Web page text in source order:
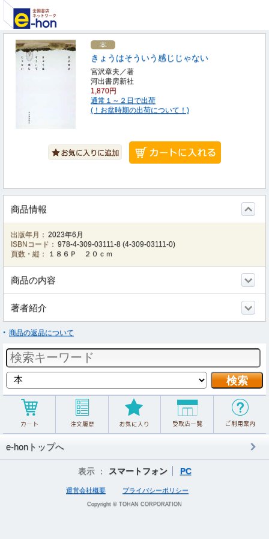
きょうはそういう感じじゃない
宮沢章夫／著
河出書房新社
1,870円
通常１～２日で出荷
(！お盆時期の出荷について！)
商品情報
出版年月： 2023年6月
ISBNコード： 978-4-309-03111-8 (4-309-03111-0)
頁数・縦：
１８６Ｐ ２０ｃｍ
商品の内容
著者紹介
商品の返品について
e-honトップへ
表示 ： スマートフォン PC
運営会社概要 プライバシーポリシー
Copyright © TOHAN CORPORATION